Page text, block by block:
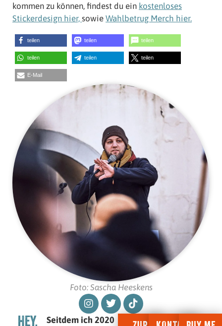
kommen zu können, findest du ein kostenloses
Stickerdesign hier, sowie Wahlbetrug Merch hier.
teilen teilen teilen
teilen teilen teilen
E-Mail
Foto: Sascha Heeskens
Seitdem ich 2020